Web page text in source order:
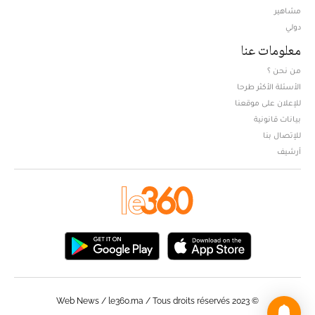
مشاهير
دولي
معلومات عنا
من نحن ؟
الأسئلة الأكثر طرحا
للإعلان على موقعنا
بيانات قانونية
للإتصال بنا
أرشيف
© Web News / le360.ma / Tous droits réservés 2023